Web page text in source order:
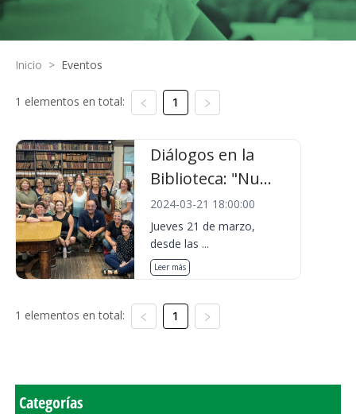
Inicio > Eventos
1 elementos en total: 1
Diálogos en la
Biblioteca: "Nu...
2024-03-21 18:00:00
Jueves 21 de marzo,
desde las ...
Leer más
1 elementos en total: 1
Categorías